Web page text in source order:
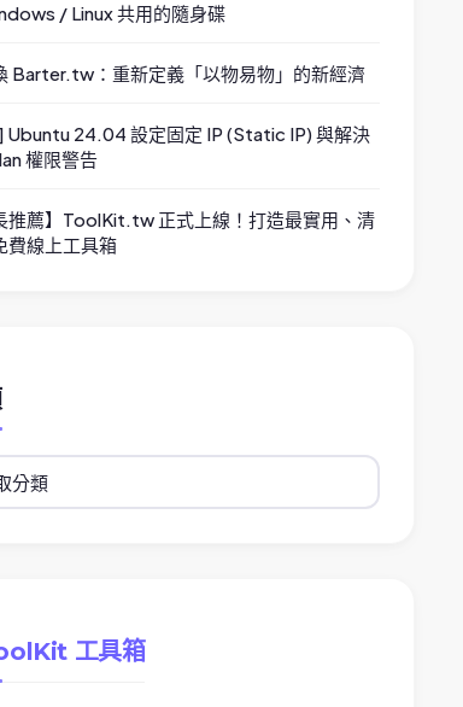
/ Linux 共用的隨身碟
Barter.tw：重新定義「以物易物」的新經濟
Ubuntu 24.04 設定固定 IP (Static IP) 與解決
權限警告
推薦】ToolKit.tw 正式上線！打造最實用、清
費線上工具箱
工具箱